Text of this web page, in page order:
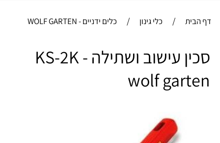
דף הבית / כלי גינון / כלים ידניים - WOLF GARTEN
סכין עישוב ושתילה KS-2K -
wolf garten